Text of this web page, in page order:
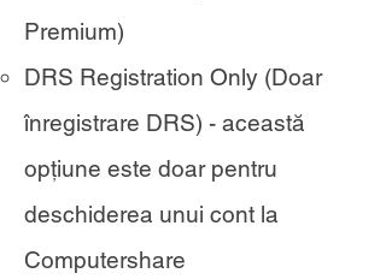
Premium)
DRS Registration Only (Doar
înregistrare DRS) - această
opțiune este doar pentru
deschiderea unui cont la
Computershare